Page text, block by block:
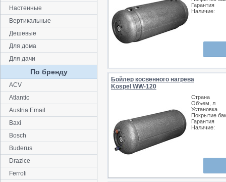
Гарантия
Наличие:
Бойлер косвенного нагрева
Kospel WW-120
Страна
Объем, л
Установка
Покрытие
Гарантия
Наличие:
Настенные
Вертикальные
Дешевые
Для дома
Для дачи
По бренду
ACV
Atlantic
Austria Email
Baxi
Bosch
Buderus
Drazice
Ferroli